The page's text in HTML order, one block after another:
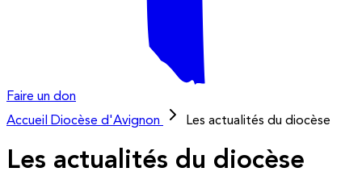
Faire un don
Accueil
Diocèse d'Avignon Les actualités du diocèse
Les actualités du diocèse